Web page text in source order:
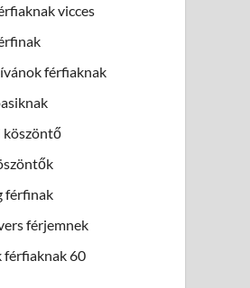
vicces
férfiaknak
köszöntő
férfinak
férjemnek
férfiaknak 60